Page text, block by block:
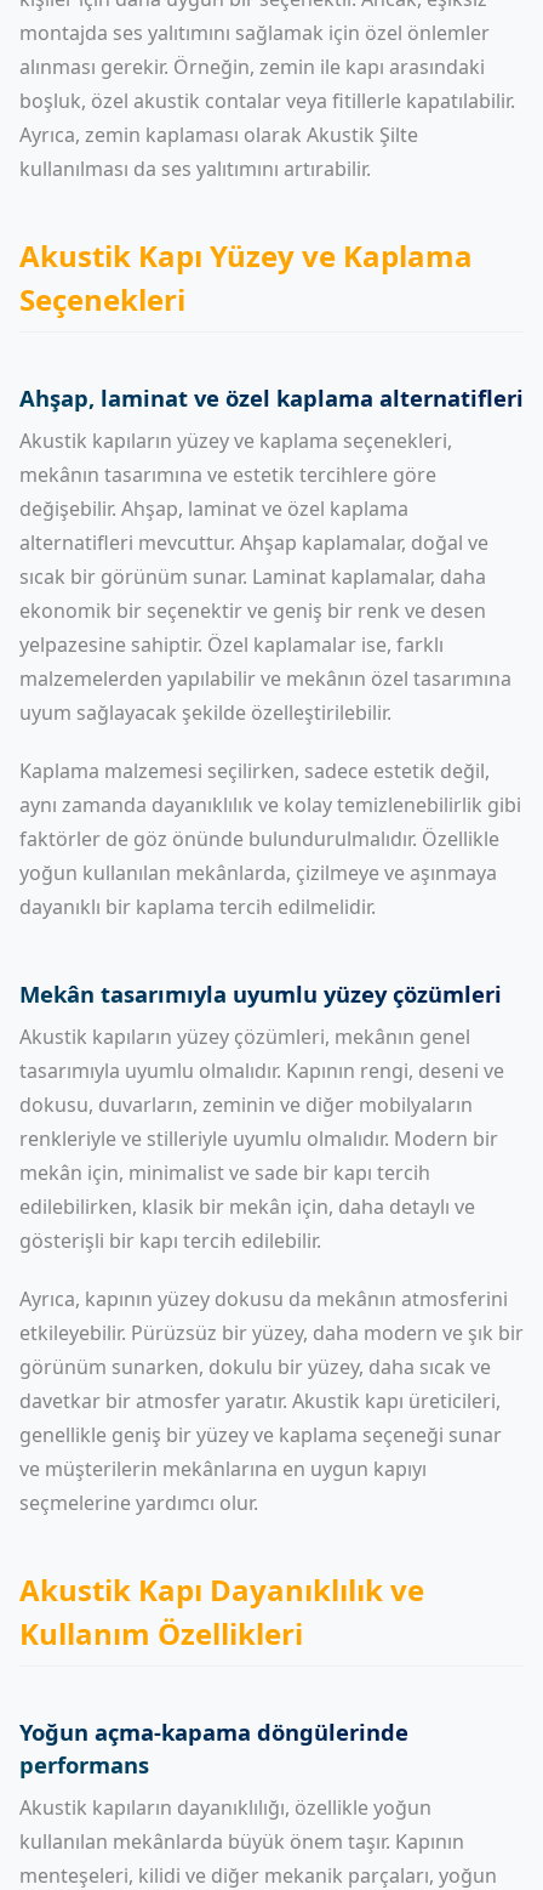
montajda ses yalıtımını sağlamak için özel önlemler
alınması gerekir. Örneğin, zemin ile kapı arasındaki
boşluk, özel akustik contalar veya fitillerle kapatılabilir.
Ayrıca, zemin kaplaması olarak Akustik Şilte
kullanılması da ses yalıtımını artırabilir.
Akustik Kapı Yüzey ve Kaplama
Seçenekleri
Ahşap, laminat ve özel kaplama alternatifleri
Akustik kapıların yüzey ve kaplama seçenekleri,
mekânın tasarımına ve estetik tercihlere göre
değişebilir. Ahşap, laminat ve özel kaplama
alternatifleri mevcuttur. Ahşap kaplamalar, doğal ve
sıcak bir görünüm sunar. Laminat kaplamalar, daha
ekonomik bir seçenektir ve geniş bir renk ve desen
yelpazesine sahiptir. Özel kaplamalar ise, farklı
malzemelerden yapılabilir ve mekânın özel tasarımına
uyum sağlayacak şekilde özelleştirilebilir.
Kaplama malzemesi seçilirken, sadece estetik değil,
aynı zamanda dayanıklılık ve kolay temizlenebilirlik gibi
faktörler de göz önünde bulundurulmalıdır. Özellikle
yoğun kullanılan mekânlarda, çizilmeye ve aşınmaya
dayanıklı bir kaplama tercih edilmelidir.
Mekân tasarımıyla uyumlu yüzey çözümleri
Akustik kapıların yüzey çözümleri, mekânın genel
tasarımıyla uyumlu olmalıdır. Kapının rengi, deseni ve
dokusu, duvarların, zeminin ve diğer mobilyaların
renkleriyle ve stilleriyle uyumlu olmalıdır. Modern bir
mekân için, minimalist ve sade bir kapı tercih
edilebilirken, klasik bir mekân için, daha detaylı ve
gösterişli bir kapı tercih edilebilir.
Ayrıca, kapının yüzey dokusu da mekânın atmosferini
etkileyebilir. Pürüzsüz bir yüzey, daha modern ve şık bir
görünüm sunarken, dokulu bir yüzey, daha sıcak ve
davetkar bir atmosfer yaratır. Akustik kapı üreticileri,
genellikle geniş bir yüzey ve kaplama seçeneği sunar
ve müşterilerin mekânlarına en uygun kapıyı
seçmelerine yardımcı olur.
Akustik Kapı Dayanıklılık ve
Kullanım Özellikleri
Yoğun açma-kapama döngülerinde
performans
Akustik kapıların dayanıklılığı, özellikle yoğun
kullanılan mekânlarda büyük önem taşır. Kapının
menteşeleri, kilidi ve diğer mekanik parçaları, yoğun